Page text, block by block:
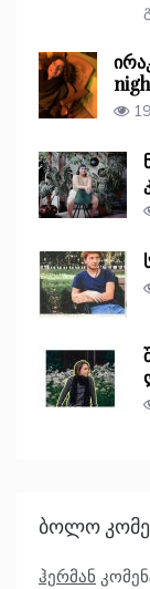
Ბოლო
ჰერმან